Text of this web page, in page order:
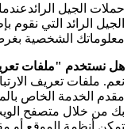
حملات الجيل
الجيل الرائد التي نقوم
معلوماتك الشخصية بغرض
هل نستخدم "ملفات
نعم. ملفات تعريف
مقدم الخدمة الخاص
بك من خلال متصفح
تمكن أنظمة الموقع أو